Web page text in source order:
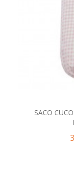
SACO